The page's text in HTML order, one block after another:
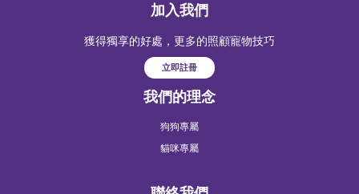
加入我們
獲得獨享的好處，更多的照顧寵物技巧
立即註冊
我們的理念
狗狗專屬
貓咪專屬